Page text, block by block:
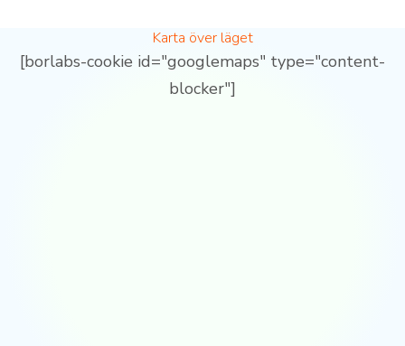
Karta över läget
[borlabs-cookie id="googlemaps" type="content-
blocker"]